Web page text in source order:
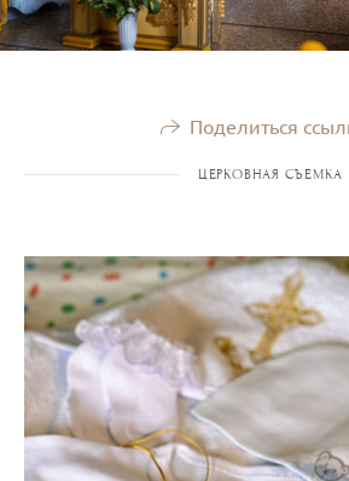
Поделиться
ЦЕРКОВНАЯ СЪЕМКА